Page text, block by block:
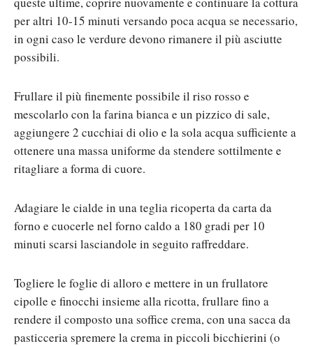
per altri 10-15 minuti versando poca acqua se necessario,
in ogni caso le verdure devono rimanere il più asciutte
possibili.
Frullare il più finemente possibile il riso rosso e
mescolarlo con la farina bianca e un pizzico di sale,
aggiungere 2 cucchiai di olio e la sola acqua sufficiente a
ottenere una massa uniforme da stendere sottilmente e
ritagliare a forma di cuore.
Adagiare le cialde in una teglia ricoperta da carta da
forno e cuocerle nel forno caldo a 180 gradi per 10
minuti scarsi lasciandole in seguito raffreddare.
Togliere le foglie di alloro e mettere in un frullatore
cipolle e finocchi insieme alla ricotta, frullare fino a
rendere il composto una soffice crema, con una sacca da
pasticceria spremere la crema in piccoli bicchierini (o